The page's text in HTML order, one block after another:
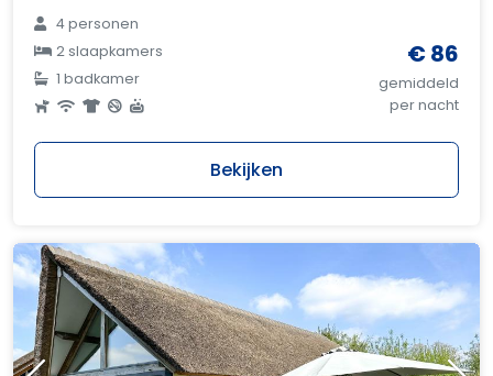
4 personen
2 slaapkamers
1 badkamer
€ 86
gemiddeld
per nacht
Bekijken